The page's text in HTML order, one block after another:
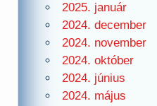
2025. január
2024. december
2024. november
2024. október
2024. június
2024. május